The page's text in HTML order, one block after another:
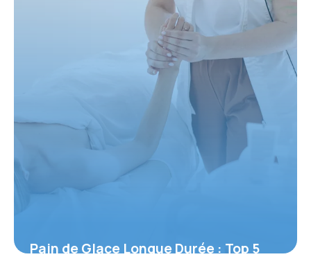
Pain de Glace Longue Durée : Top 5